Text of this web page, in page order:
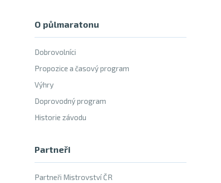
O půlmaratonu
Dobrovolníci
Propozice a časový program
Výhry
Doprovodný program
Historie závodu
Partneři
Partneři Mistrovství ČR